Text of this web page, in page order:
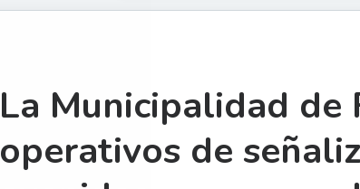
La Municipalidad de
operativos de